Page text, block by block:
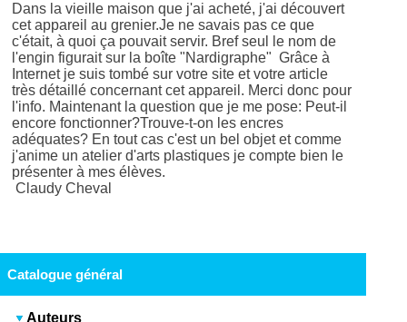
Dans la vieille maison que j'ai acheté, j'ai découvert
cet appareil au grenier.Je ne savais pas ce que
c'était, à quoi ça pouvait servir. Bref seul le nom de
l'engin figurait sur la boîte "Nardigraphe" Grâce à
Internet je suis tombé sur votre site et votre article
très détaillé concernant cet appareil. Merci donc pour
l'info. Maintenant la question que je me pose: Peut-il
encore fonctionner?Trouve-t-on les encres
adéquates? En tout cas c'est un bel objet et comme
j'anime un atelier d'arts plastiques je compte bien le
présenter à mes élèves.
Claudy Cheval
Catalogue général
Auteurs